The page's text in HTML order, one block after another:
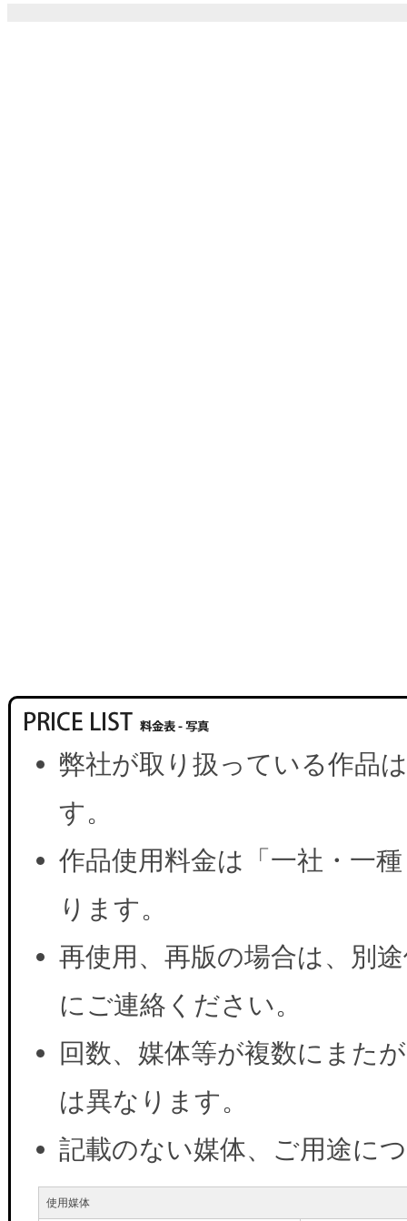
弊社が取り扱っている作品
す。
作品使用料金は「一社・一
ります。
再使用、再版の場合は、別
にご連絡ください。
回数、媒体等が複数にまた
は異なります。
記載のない媒体、ご用途に
使用媒体